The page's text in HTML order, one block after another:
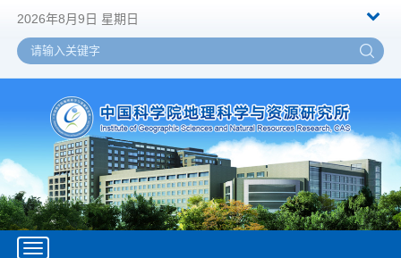
2026年8月9日 星期日
Toggle